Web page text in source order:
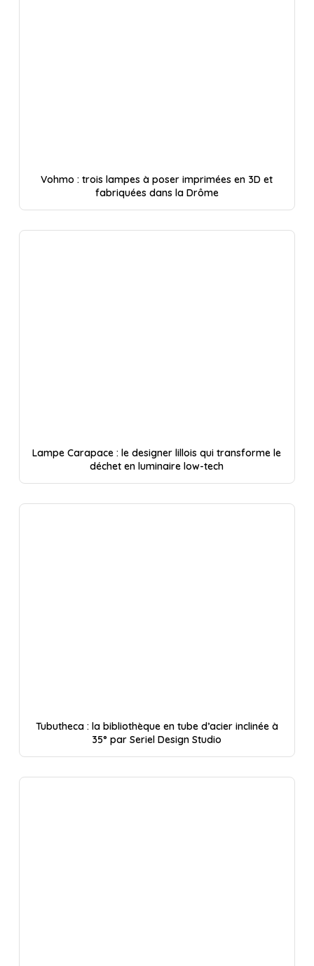
Vohmo : trois lampes à poser imprimées en 3D et
fabriquées dans la Drôme
Lampe Carapace : le designer lillois qui transforme le
déchet en luminaire low-tech
Tubutheca : la bibliothèque en tube d’acier inclinée à
35° par Seriel Design Studio